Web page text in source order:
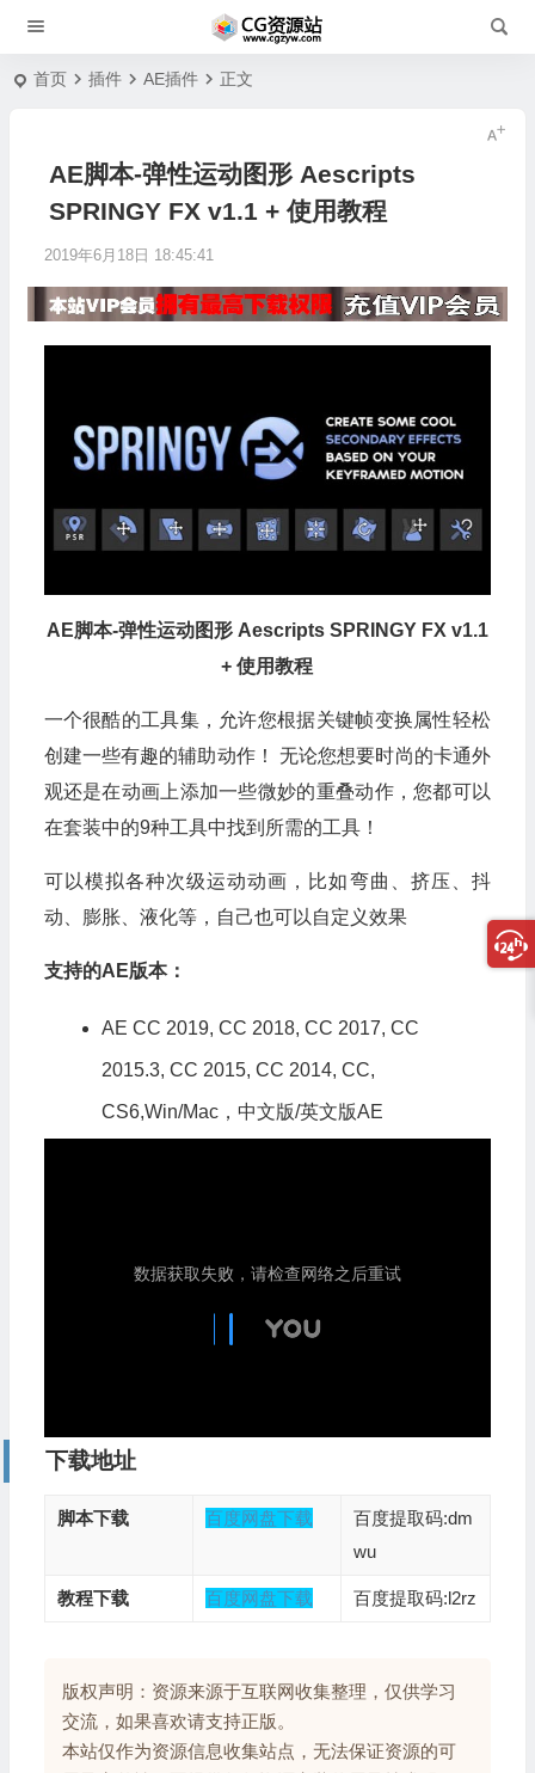
首页 插件 AE插件 正文
AE脚本-弹性运动图形 Aescripts
SPRINGY FX v1.1 + 使用教程
2019年6月18日 18:45:41
AE脚本-弹性运动图形 Aescripts SPRINGY FX v1.1
+ 使用教程
一个很酷的工具集，允许您根据关键帧变换属性轻松
创建一些有趣的辅助动作！ 无论您想要时尚的卡通外
观还是在动画上添加一些微妙的重叠动作，您都可以
在套装中的9种工具中找到所需的工具！
可以模拟各种次级运动动画，比如弯曲、挤压、抖
动、膨胀、液化等，自己也可以自定义效果
支持的AE版本：
AE CC 2019, CC 2018, CC 2017, CC
2015.3, CC 2015, CC 2014, CC,
CS6,Win/Mac，中文版/英文版AE
下载地址
脚本下载 百度网盘下载
百度提取码:dm
wu
教程下载 百度网盘下载 百度提取码:l2rz
版权声明：资源来源于互联网收集整理，仅供学习
交流，如果喜欢请支持正版。
本站仅作为资源信息收集站点，无法保证资源的可